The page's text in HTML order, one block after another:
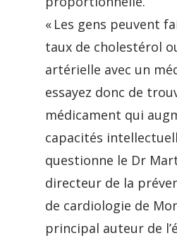
« Les gens peuvent
taux de cholestérol
artérielle avec un
essayez donc de
médicament qui
capacités
questionne le Dr
directeur de la
de cardiologie de
principal auteur de